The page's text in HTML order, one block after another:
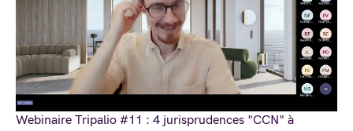
Webinaire Tripalio #11 : 4 jurisprudences "CCN" à